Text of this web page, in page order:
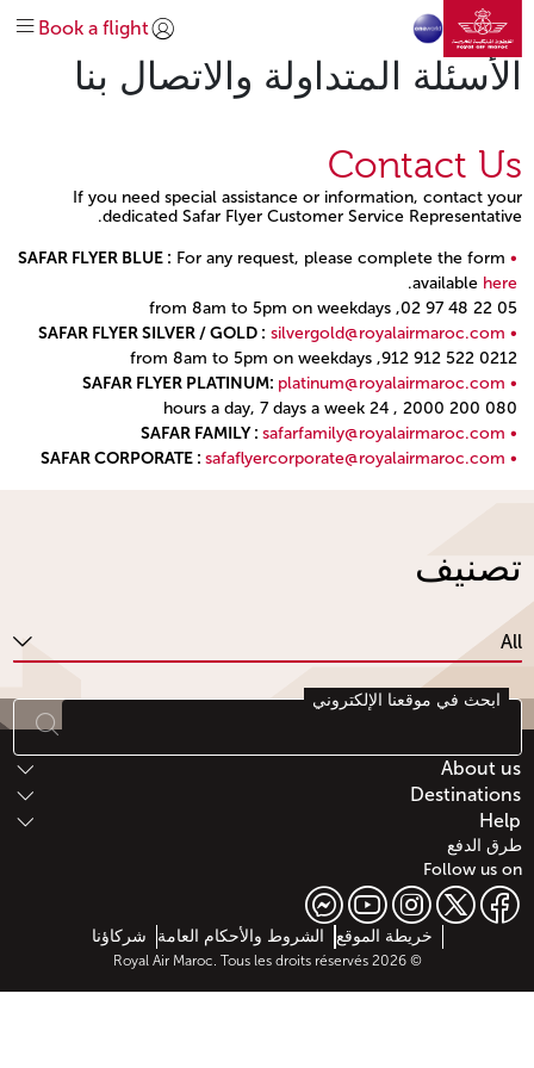
تخطي إلى المحتوى الرئيسي
انتقل إلى الصفحةتسجيل الدخول | انضم)
Book a flight
الأسئلة المتداولة والاتصال بنا
Contact Us
If you need special assistance or information, contact your
dedicated Safar Flyer Customer Service Representative.
SAFAR FLYER BLUE :For any request, please complete the form
availablehere
.
05 22 48 97 02, from 8am to 5pm on weekdays
SAFAR FLYER SILVER / GOLD :silvergold@royalairmaroc.com
0212 522 912 912, from 8am to 5pm on weekdays
SAFAR FLYER PLATINUM:platinum@royalairmaroc.com
080 200 2000 , 24 hours a day, 7 days a week
SAFAR FAMILY :safarfamily@royalairmaroc.com
SAFAR CORPORATE :safaflyercorporate@royalairmaroc.com
تصنيف
All
أسفل الصفحة خريطة الموقع
ابحث في موقعنا الإلكتروني
About us
Destinations
Help
طرق الدفع
Follow us on
Web map links
خريطة الموقع الشروط والأحكام العامة شركاؤنا
© 2026 Royal Air Maroc. Tous les droits réservés
Plan your trip
Extras
Manage
Explore offers
الرائجة
وجهاتنا
explore-quicklinks-title
Route Map
Our Network
At the airport
On-board
About us
Economy Class
Business Class
Before travel
Special needs
Help & Support
Contact us
Discover Safar Flyer loyalty
Earn and spend miles
Get help